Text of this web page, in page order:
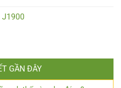
J1900
GẦN ĐÂY